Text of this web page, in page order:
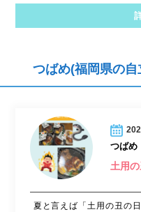
つばめ(福岡県の
つばめ
土用
夏と言えば「土用の丑の